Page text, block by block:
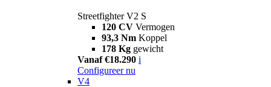
Streetfighter V2 S
120 CV Vermogen
93,3 Nm Koppel
178 Kg gewicht
Vanaf €18.290 i
Configureer nu
V4